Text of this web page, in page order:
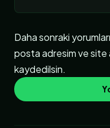
Daha sonraki
posta adresim ve site
kaydedilsin.